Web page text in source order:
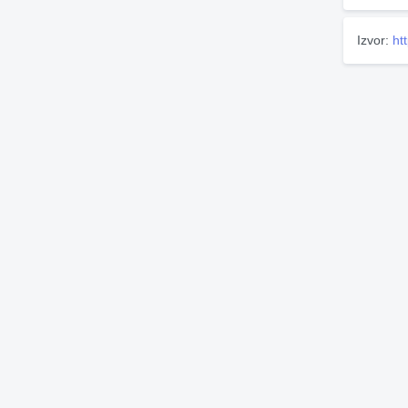
Izvor: